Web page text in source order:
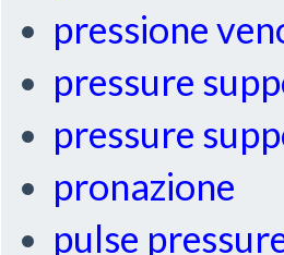
pressione
pressure
pressure
pronazione
pulse